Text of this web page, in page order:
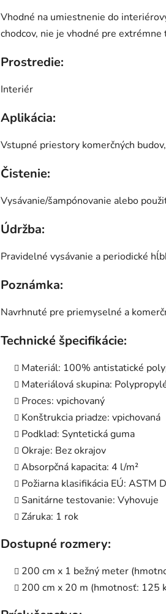
Vhodné na umiestnenie do
chodcov, nie je vhodné pre extrémne
Prostredie:
Interiér
Aplikácia:
Vstupné priestory komerčných
Čistenie:
Vysávanie/šampónovanie alebo
Údržba:
Pravidelné vysávanie a periodické
Poznámka:
Navrhnuté pre priemyselné a
Technické špecifikácie:
Materiál: 100% antistatické
Materiálová skupina:
Proces: vpichovaný
Konštrukcia priadze: vpichovaná
Podklad: Syntetická guma
Okraje: Bez okrajov
Absorpčná kapacita: 4 l/m²
Požiarna klasifikácia EÚ:
Sanitárne testovanie: Vyhovuje
Záruka: 1 rok
Dostupné rozmery:
200 cm x 1 bežný meter
200 cm x 20 m (hmotnosť: 125